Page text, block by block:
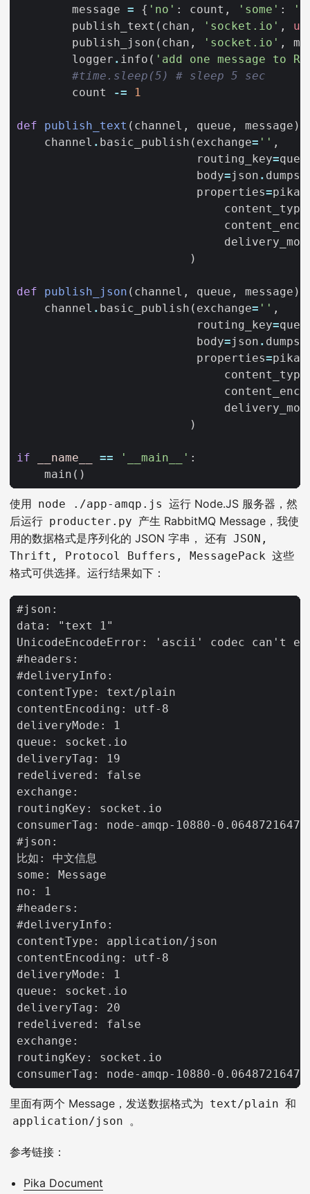
message = { 'no' : count , 'some' :
publish_text ( chan , 'socket.io' , u
publish_json ( chan , 'socket.io' ,
logger . info ( 'add one message to
#time.sleep(5) # sleep 5 sec
count
-= 1
def publish_text ( channel , queue , message ):
channel . basic_publish ( exchange= '' ,
routing_key=
body=json . dumps
properties=pika
content_type
)
def publish_json ( channel , queue , message ):
channel . basic_publish ( exchange= '' ,
routing_key=
body=json . dumps
properties=pika
content_type
)
if __name__ == '__main__' :
main ()
使用 node ./app-amqp.js 运行 Node.JS 服务器，然
后运行 producter.py 产生 RabbitMQ Message，我使
用的数据格式是序列化的 JSON 字串， 还有 JSON,
Thrift, Protocol Buffers, MessagePack 这些
格式可供选择。运行结果如下：
里面有两个 Message，发送数据格式为 text/plain 和
application/json 。
参考链接：
Pika Document